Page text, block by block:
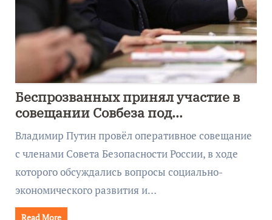
Беспрозванных принял участие в
совещании Совбеза под
руководством Путина
Владимир Путин провёл оперативное совещание
с членами Совета Безопасности России, в ходе
которого обсуждались вопросы социально-
экономического развития и…
Read More